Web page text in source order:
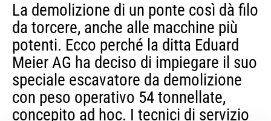
La demolizione di un ponte così dà filo
da torcere, anche alle macchine più
potenti. Ecco perché la ditta Eduard
Meier AG ha deciso di impiegare il suo
speciale escavatore da demolizione
con peso operativo 54 tonnellate,
concepito ad hoc. I tecnici di servizio